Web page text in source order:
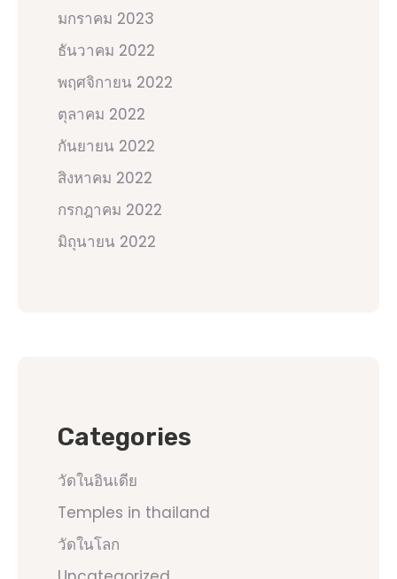
มกราคม 2023
ธันวาคม 2022
พฤศจิกายน 2022
ตุลาคม 2022
กันยายน 2022
สิงหาคม 2022
กรกฎาคม 2022
มิถุนายน 2022
Categories
วัดในอินเดีย
Temples in thailand
วัดในโลก